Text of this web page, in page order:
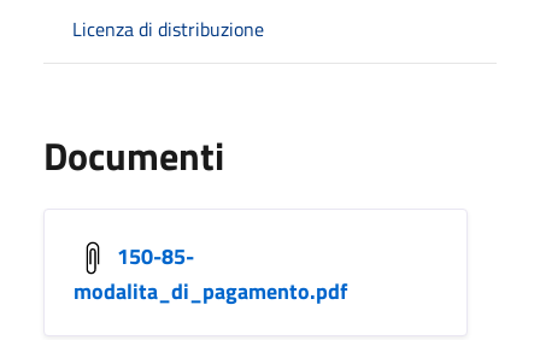
Licenza di distribuzione
Documenti
150-85-
modalita_di_pagamento.pdf